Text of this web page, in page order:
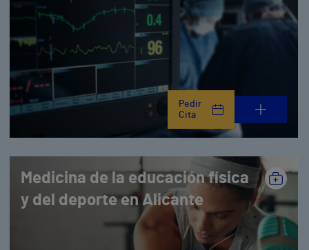
Pedir
Cita
Medicina de la educación física
y del deporte en Alicante